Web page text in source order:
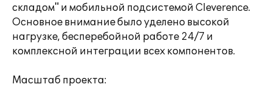
складом" и мобильной подсистемой Cleverence.
Основное внимание было уделено высокой
нагрузке, бесперебойной работе 24/7 и
комплексной интеграции всех компонентов.
Масштаб проекта: